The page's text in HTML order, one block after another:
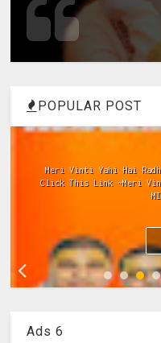
POPULAR POST
Bhajan Mujhe Apne Hi
किशोरी जी के नए भजनों
Ads 6